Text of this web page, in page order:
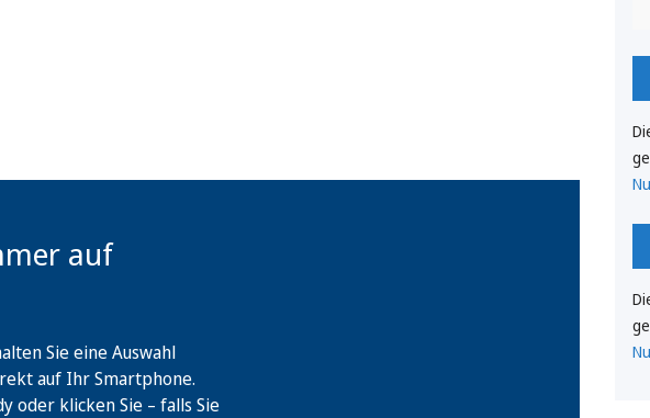
auf
Sie eine Auswahl
auf Ihr Smartphone.
oder klicken Sie – falls Sie